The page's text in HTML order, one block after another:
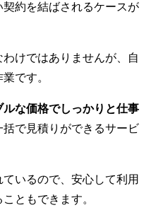
約を結ばされるケースが
けではありませんが、自
です。
ルな価格でしっかりと仕事
括で見積りができるサービ
ているので、安心して利用
ともできます。